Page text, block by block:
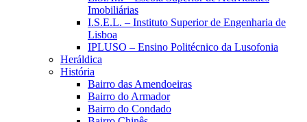
Imobiliárias
I.S.E.L. – Instituto Superior de Engenharia de
Lisboa
IPLUSO – Ensino Politécnico da Lusofonia
Heráldica
História
Bairro das Amendoeiras
Bairro do Armador
Bairro do Condado